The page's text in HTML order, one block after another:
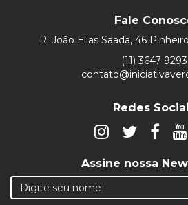
Fale
R. João Elias Saada, 46
(11) 3647-9293
Redes
Assine nossa